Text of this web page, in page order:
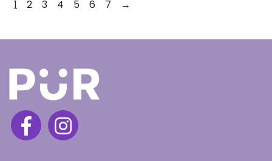
1 2 3 4 5 6 7 →